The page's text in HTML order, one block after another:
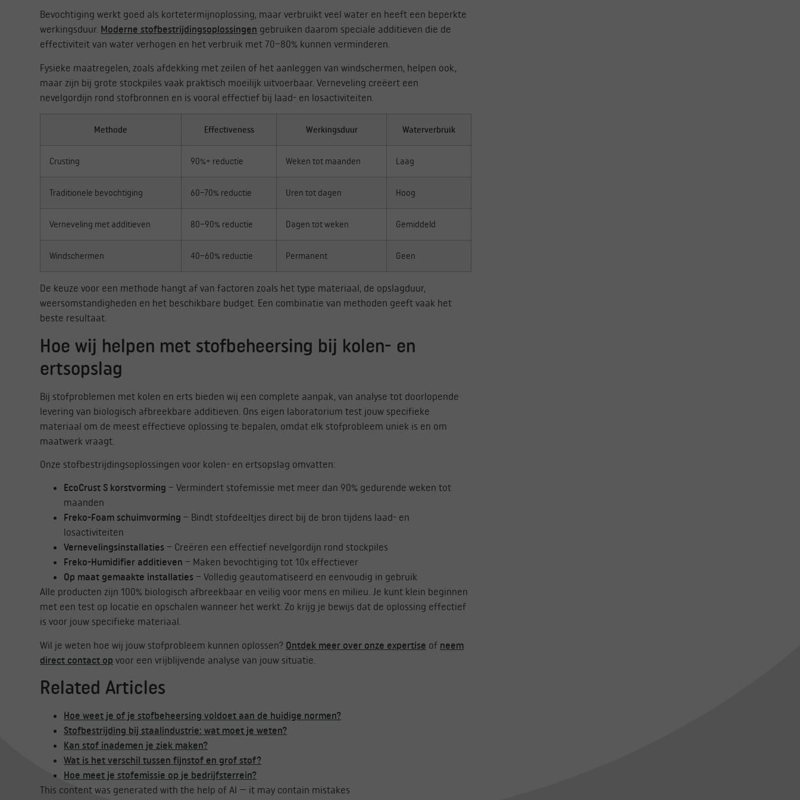
Bevochtiging werkt goed als kortetermijnoplossing, maar verbruikt veel water en heeft een beperkte
werkingsduur. Moderne stofbestrijdingsoplossingen gebruiken daarom speciale additieven die de
effectiviteit van water verhogen en het verbruik met 70–80% kunnen verminderen.
Fysieke maatregelen, zoals afdekking met zeilen of het aanleggen van windschermen, helpen ook,
maar zijn bij grote stockpiles vaak praktisch moeilijk uitvoerbaar. Verneveling creëert een
nevelgordijn rond stofbronnen en is vooral effectief bij laad- en losactiviteiten.
Methode Effectiveness Werkingsduur Waterverbruik
Crusting 90%+ reductie Weken tot maanden Laag
Traditionele bevochtiging 60–70% reductie Uren tot dagen Hoog
Verneveling met additieven 80–90% reductie Dagen tot weken Gemiddeld
Windschermen 40–60% reductie Permanent Geen
De keuze voor een methode hangt af van factoren zoals het type materiaal, de opslagduur,
weersomstandigheden en het beschikbare budget. Een combinatie van methoden geeft vaak het
beste resultaat.
Hoe wij helpen met stofbeheersing bij kolen- en
ertsopslag
Bij stofproblemen met kolen en erts bieden wij een complete aanpak, van analyse tot doorlopende
levering van biologisch afbreekbare additieven. Ons eigen laboratorium test jouw specifieke
materiaal om de meest effectieve oplossing te bepalen, omdat elk stofprobleem uniek is en om
maatwerk vraagt.
Onze stofbestrijdingsoplossingen voor kolen- en ertsopslag omvatten:
EcoCrust S korstvorming – Vermindert stofemissie met meer dan 90% gedurende weken tot
maanden
Freko-Foam schuimvorming – Bindt stofdeeltjes direct bij de bron tijdens laad- en
losactiviteiten
Vernevelingsinstallaties – Creëren een effectief nevelgordijn rond stockpiles
Freko-Humidifier additieven – Maken bevochtiging tot 10x effectiever
Op maat gemaakte installaties – Volledig geautomatiseerd en eenvoudig in gebruik
Alle producten zijn 100% biologisch afbreekbaar en veilig voor mens en milieu. Je kunt klein beginnen
met een test op locatie en opschalen wanneer het werkt. Zo krijg je bewijs dat de oplossing effectief
is voor jouw specifieke materiaal.
Wil je weten hoe wij jouw stofprobleem kunnen oplossen? Ontdek meer over onze expertise of neem
direct contact op voor een vrijblijvende analyse van jouw situatie.
Related Articles
Hoe weet je of je stofbeheersing voldoet aan de huidige normen?
Stofbestrijding bij staalindustrie: wat moet je weten?
Kan stof inademen je ziek maken?
Wat is het verschil tussen fijnstof en grof stof?
Hoe meet je stofemissie op je bedrijfsterrein?
This content was generated with the help of AI — it may contain mistakes